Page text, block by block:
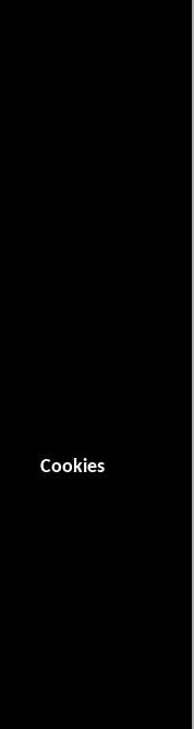
Cookies
está dirigida por
a Charlie Handsome y
de auto (